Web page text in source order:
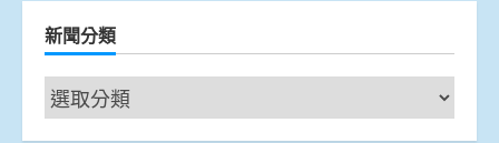
新聞分類
新
聞